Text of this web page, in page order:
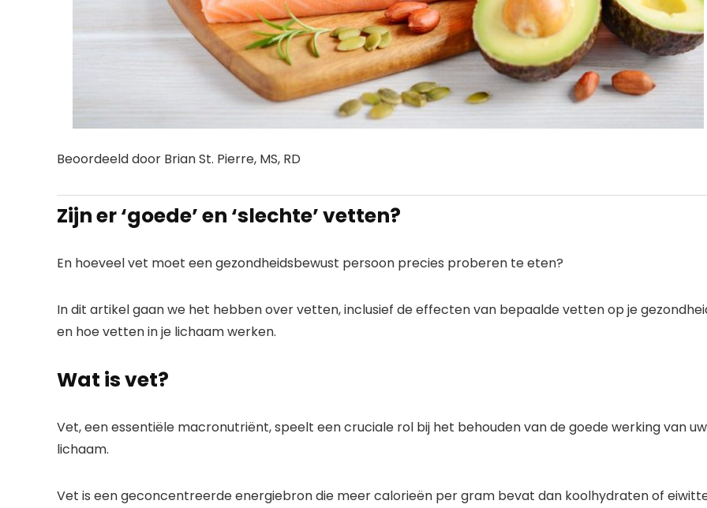
Beoordeeld door Brian St. Pierre, MS, RD
Zijn er ‘goede’ en ‘slechte’ vetten?
En hoeveel vet moet een gezondheidsbewust persoon precies proberen te eten?
In dit artikel gaan we het hebben over vetten, inclusief de effecten van bepaalde vetten op je
en hoe vetten in je lichaam werken.
Wat is vet?
Vet, een essentiële macronutriënt, speelt een cruciale rol bij het behouden van de goede werking van uw
lichaam.
Vet is een geconcentreerde energiebron die meer calorieën per gram bevat dan koolhydraten of